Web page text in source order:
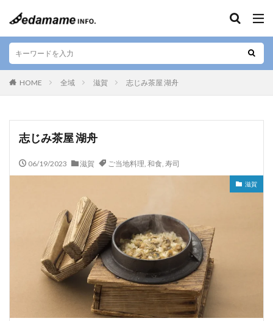
HOME 全域 滋賀 志じみ茶屋 湖舟
志じみ茶屋 湖舟
06/19/2023 滋賀 ご当地料理, 和食, 寿司
滋賀
エリア
テイクアウト
お好み焼き ラーメン
海鮮
しゃぶしゃぶ すきやき
定食
ビーガン 串カツ 日本酒
そば
懐石料理
中華料理 天ぷら ハラル
うどん
とんかつ 和牛 焼き鳥
検索